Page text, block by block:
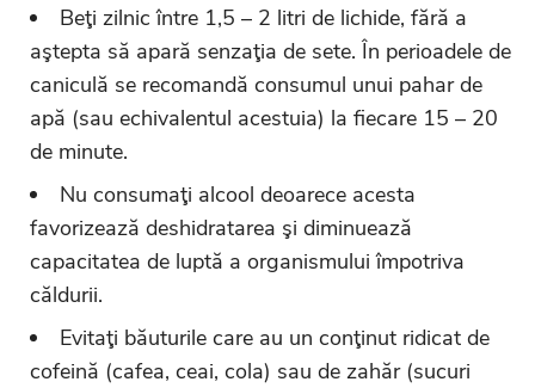
Beţi zilnic între 1,5 – 2 litri de lichide, fără a
aştepta să apară senzaţia de sete. În perioadele de
caniculă se recomandă consumul unui pahar de
apă (sau echivalentul acestuia) la fiecare 15 – 20
de minute.
Nu consumaţi alcool deoarece acesta
favorizează deshidratarea şi diminuează
capacitatea de luptă a organismului împotriva
căldurii.
Evitaţi băuturile care au un conţinut ridicat de
cofeină (cafea, ceai, cola) sau de zahăr (sucuri